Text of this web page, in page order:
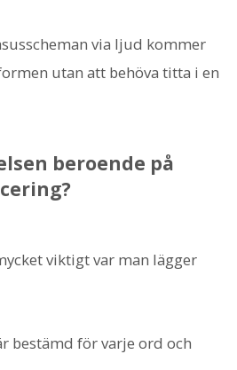
via ljud kommer
utan att behöva titta i en
beroende på
viktigt var man lägger
bestämd för varje ord och